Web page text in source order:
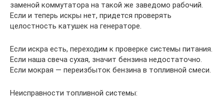
заменой коммутатора на такой же заведомо рабочий.
Если и теперь искры нет, придется проверять
целостность катушек на генераторе.
Если искра есть, переходим к проверке системы питания.
Если наша свеча сухая, значит бензина недостаточно.
Если мокрая — переизбыток бензина в топливной смеси.
Неисправности топливной системы: